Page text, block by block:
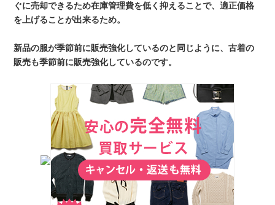
ぐに売却できるため在庫管理費を低く抑えることで、適正価格
を上げることが出来るため。
新品の服が季節前に販売強化しているのと同じように、古着の
販売も季節前に販売強化しているのです。